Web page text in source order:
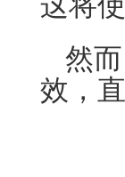
然
效，